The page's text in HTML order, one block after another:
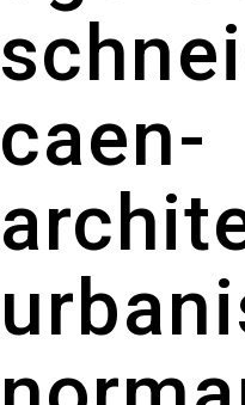
caen-